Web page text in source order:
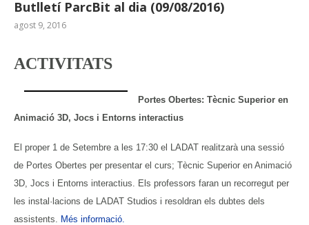
Butlletí ParcBit al dia (09/08/2016)
agost 9, 2016
ACTIVITATS
Portes Obertes: Tècnic Superior en
Animació 3D, Jocs i Entorns interactius
El proper 1 de Setembre a les 17:30 el LADAT realitzarà una sessió
de Portes Obertes per presentar el curs; Tècnic Superior en Animació
3D, Jocs i Entorns interactius. Els professors faran un recorregut per
les instal·lacions de LADAT Studios i resoldran els dubtes dels
assistents. Més informació.